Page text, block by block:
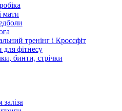
мати
тренінг і Кроссфіт
для фітнесу
бинти, стрічки